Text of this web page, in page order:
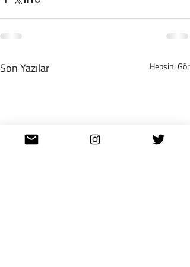
Son Yazılar Hepsini Gör